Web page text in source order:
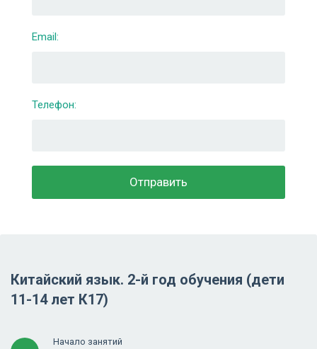
Email:
Телефон:
Китайский язык. 2-й год обучения (дети
11-14 лет К17)
Начало занятий